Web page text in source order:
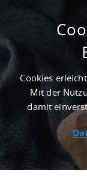
ERSTBEZUG
IN BAD
- LANDKREIS
Startseite/
ZURÜCK
Cookies
Mit der
damit